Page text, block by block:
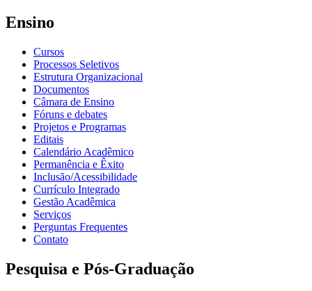
Ensino
Cursos
Processos Seletivos
Estrutura Organizacional
Documentos
Câmara de Ensino
Fóruns e debates
Projetos e Programas
Editais
Calendário Acadêmico
Permanência e Êxito
Inclusão/Acessibilidade
Currículo Integrado
Gestão Acadêmica
Serviços
Perguntas Frequentes
Contato
Pesquisa e Pós-Graduação